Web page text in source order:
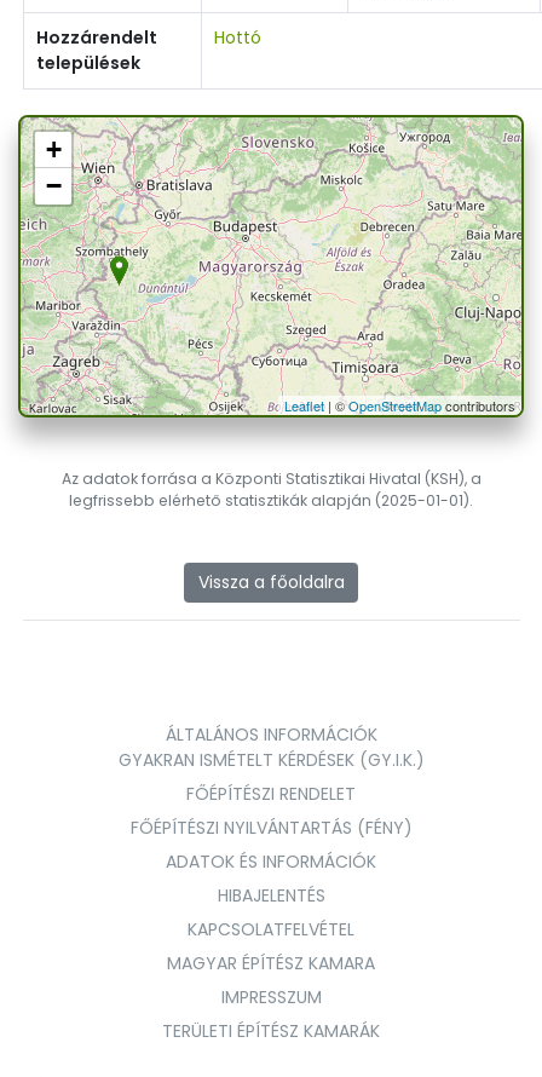
Hozzárendelt
települések
Hottó
+
−
Leaflet| ©OpenStreetMapcontributors
Az adatok forrása a Központi Statisztikai Hivatal (KSH), a
legfrissebb elérhető statisztikák alapján (2025-01-01).
Vissza a főoldalra
ÁLTALÁNOS INFORMÁCIÓK
GYAKRAN ISMÉTELT KÉRDÉSEK (GY.I.K.)
FŐÉPÍTÉSZI RENDELET
FŐÉPÍTÉSZI NYILVÁNTARTÁS (FÉNY)
ADATOK ÉS INFORMÁCIÓK
HIBAJELENTÉS
KAPCSOLATFELVÉTEL
MAGYAR ÉPÍTÉSZ KAMARA
IMPRESSZUM
TERÜLETI ÉPÍTÉSZ KAMARÁK